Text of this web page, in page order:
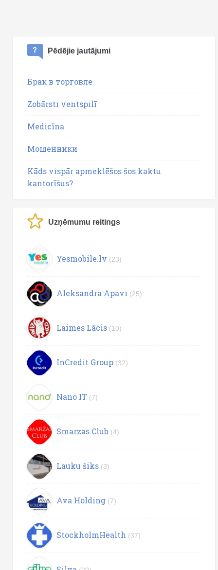
Pēdējie jautājumi
Брак в торговле
Zobārsti ventspilī
Medicīna
Мошенники
Kāds vispār apmeklēšos šos kaktu
kantorīšus?
Uzņēmumu reitings
Yesmobile.lv (23)
Aleksandra Apavi (25)
Laimes Lācis (10)
InCredit Group (32)
Nano IT (7)
Smarzas.Club (4)
Lauku šiks (3)
Ava Holding (7)
StockholmHealth (37)